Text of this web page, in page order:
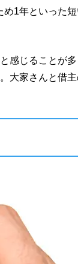
1年といった
感じることが
大家さんと借